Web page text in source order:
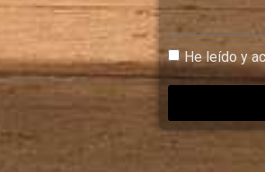
He leído y